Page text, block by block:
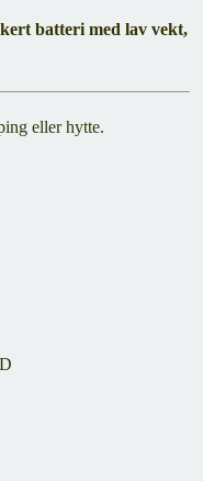
batteri med lav vekt,
eller hytte.